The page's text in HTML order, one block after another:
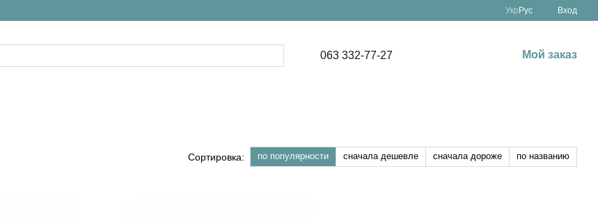
Укр Рус Вход
063 332-77-27 Мой заказ
Сортировка: по популярности сначала дешевле сначала дороже по названию